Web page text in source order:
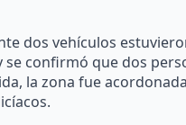
dos vehículos
se confirmó que dos
la zona fue